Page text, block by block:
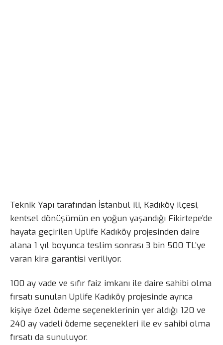
Teknik Yapı tarafından İstanbul ili, Kadıköy ilçesi,
kentsel dönüşümün en yoğun yaşandığı Fikirtepe’de
hayata geçirilen Uplife Kadıköy projesinden daire
alana 1 yıl boyunca teslim sonrası 3 bin 500 TL’ye
varan kira garantisi veriliyor.
100 ay vade ve sıfır faiz imkanı ile daire sahibi olma
fırsatı sunulan Uplife Kadıköy projesinde ayrıca
kişiye özel ödeme seçeneklerinin yer aldığı 120 ve
240 ay vadeli ödeme seçenekleri ile ev sahibi olma
fırsatı da sunuluyor.